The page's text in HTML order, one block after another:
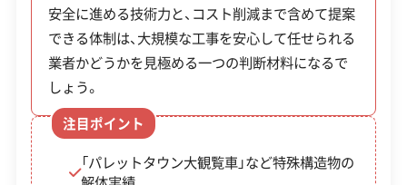
め、重機の搬入ルートや工事車両の管理が、近隣ト
ラブルを避けるための鍵です。
4. 北部（山田・小田井エリア）
安全に進める技術力と、コスト削減まで含めて提案
できる体制は、大規模な工事を安心して任せられる
業者かどうかを見極める一つの判断材料になるで
しょう。
注目ポイント
「パレットタウン大観覧車」など特殊構造物の